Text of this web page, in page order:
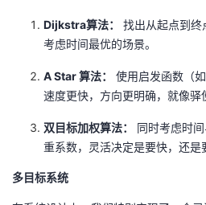
Dijkstra算法：
找出从起点到终
考虑时间最优的场景。
A Star 算法：
使用启发函数（
速度更快，方向更明确，就像驿
双目标加权算法：
同时考虑时
重系数，灵活决定是要快，还是
多目标系统